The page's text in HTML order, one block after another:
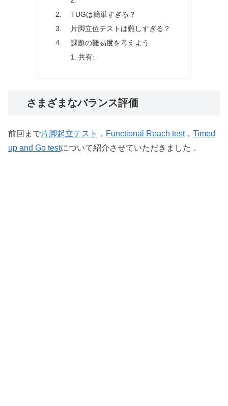
TUGは簡単すぎる？
片脚立位テストは難しすぎる？
課題の難易度を考えよう
共有:
さまざまなバランス評価
前回まで片脚起立テスト ， Functional Reach test， Timed
up and Go testについて紹介させていただきました．